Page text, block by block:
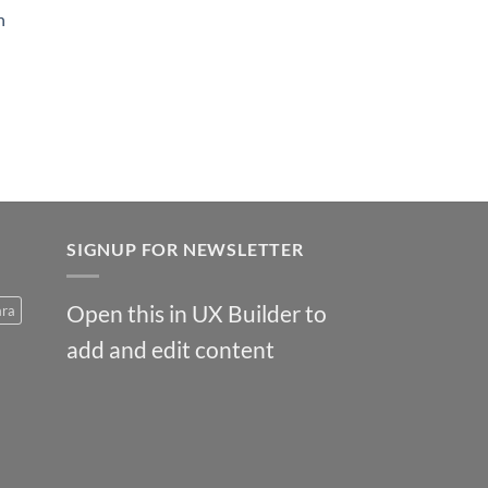
SIGNUP FOR NEWSLETTER
Open this in UX Builder to
add and edit content